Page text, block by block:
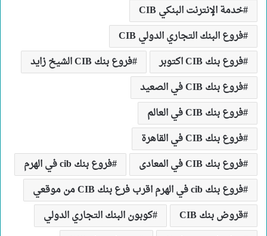
خدمة الإنترنت البنكي CIB
فروع البنك التجاري الدولي CIB
فروع بنك CIB اكتوبر
فروع بنك CIB الشيخ زايد
فروع بنك CIB في الصعيد
فروع بنك CIB في العالم
فروع بنك CIB في القاهرة
فروع بنك CIB في المعادى
فروع بنك cib في الهرم
فروع بنك cib في الهرم اقرب فرع بنك CIB من موقعي
قروض بنك CIB
كوبون البنك التجاري الدولي